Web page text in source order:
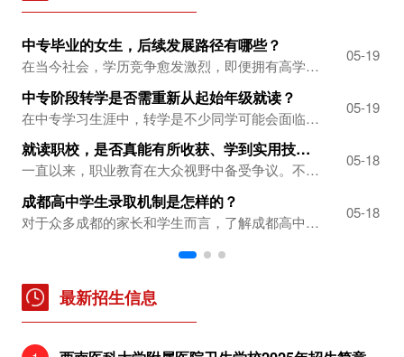
中专毕业的女生，后续发展路径有哪些？
在当今社会，学历竞争愈发激烈，即便拥有高学历，也未必能轻松在社会立足。然而，学历始终是一块重要的“敲门砖”，对于中专毕业的女生而言，未来发展并非一片黯淡。只要怀揣学习热情、勇于尝试新事物，无论是提升学历还是掌握实用技能，都蕴藏着无限可能。中专女生毕业后的多元选择直接就业，发挥专业所长中专女生毕业后，直接投身职场是常见的...
05-19
中专阶段转学是否需重新从起始年级就读？
在中专学习生涯中，转学是不少同学可能会面临的抉择。这一决定背后，往往有着多样化的原因。有的同学对当前所学专业兴趣寥寥，渴望转学到能学习心仪专业的学校；有的同学因家庭因素，需要转到离家更近的学校，以便更好地兼顾学业与家庭；还有的同学对现学校的环境不太满意，期望能在新环境中开启新的学习篇章。那么，中专转学到底需不需要重新读...
05-19
就读职校，是否真能有所收获、学到实用技能？
一直以来，职业教育在大众视野中备受争议。不少人心中存疑：在职校所学知识究竟有无实用价值？学校是否真正传授了契合市场需求的知识与技能？在此情形下，许多人开始思考：若选择职业学校，还能真正学到东西吗？接下来，优职升学网将带你深入探究职校毕业生的就职现状。职校教育：紧跟时代需求，灵活多元发展随着社会需求的持续演变，职业学校所...
05-18
成都高中学生录取机制是怎样的？
对于众多成都的家长和学生而言，了解成都高中如何录取学生是升学规划中的关键一环。成都高中的录取方式丰富多样，旨在为不同类型的学生提供公平且多元的升学通道。下面，就让我们详细了解一下成都高中具体的录取方式。成都高中主要录取方式中考成绩录取在成都的“5 + 2”区域（涵盖四川天府新区、成都高新区、锦江区、青羊区、金牛区、武侯...
05-18
最新招生信息